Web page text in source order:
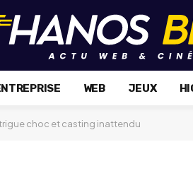
WEB JEUX
choc et casting inattendu